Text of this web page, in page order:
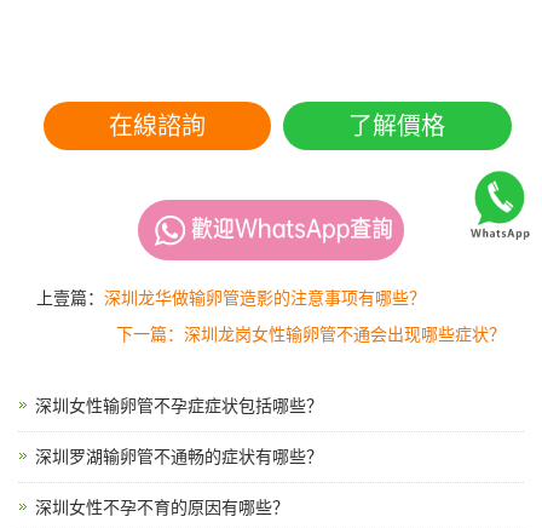
在線諮詢 了解價格
上壹篇： 深圳龙华做输卵管造影的注意事项有哪些？
下一篇：深圳龙岗女性输卵管不通会出现哪些症状？
深圳女性输卵管不孕症症状包括哪些？
深圳罗湖输卵管不通畅的症状有哪些？
深圳女性不孕不育的原因有哪些？